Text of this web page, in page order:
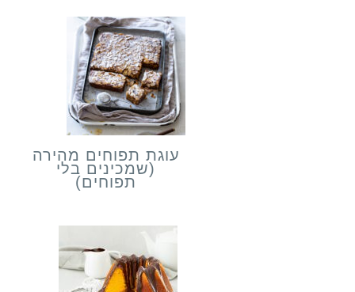
עוגת תפוחים מהירה
(שמכינים בלי
תפוחים)